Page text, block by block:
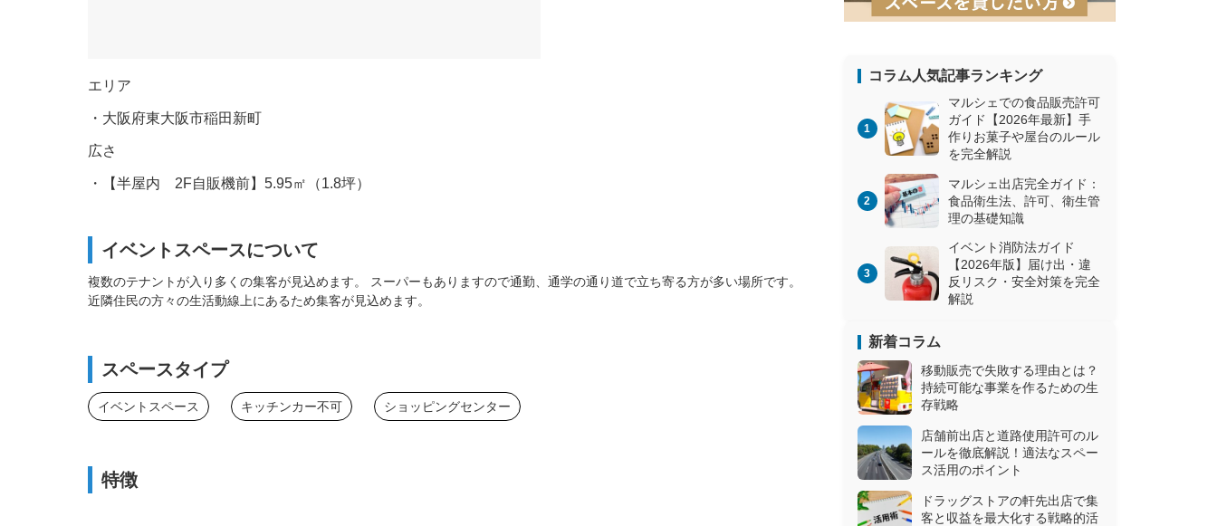
エリア
・大阪府東大阪市稲田新町
広さ
・【半屋内 2F自販機前】5.95㎡（1.8坪）
イベントスペースについて
複数のテナントが入り多くの集客が見込めます。 スーパーもありますので通勤、通学の通り道で立ち寄る方が多い場所です。
近隣住民の方々の生活動線上にあるため集客が見込めます。
スペースタイプ
イベントスペース キッチンカー不可 ショッピングセンター
特徴
コラム人気記事ランキング
マルシェでの食品販売許可
ガイド【2026年最新】手
作りお菓子や屋台のルール
を完全解説
マルシェ出店完全ガイド：
食品衛生法、許可、衛生管
理の基礎知識
イベント消防法ガイド
【2026年版】届け出・違
反リスク・安全対策を完全
解説
新着コラム
移動販売で失敗する理由とは？
持続可能な事業を作るための生
存戦略
店舗前出店と道路使用許可のル
ールを徹底解説！適法なスペー
ス活用のポイント
ドラッグストアの軒先出店で集
客と収益を最大化する戦略的活